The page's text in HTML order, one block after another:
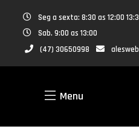
Seg a sexta: 8:30 as 12:00
Sab. 9:00 as 13:00
(47) 30650998
Menu